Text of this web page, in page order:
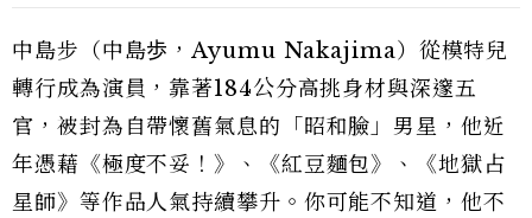
中島步（中島歩，Ayumu Nakajima）從模特兒
轉行成為演員，靠著184公分高挑身材與深邃五
官，被封為自帶懷舊氣息的「昭和臉」男星，他近
年憑藉《極度不妥！》、《紅豆麵包》、《地獄占
星師》等作品人氣持續攀升。你可能不知道，他不